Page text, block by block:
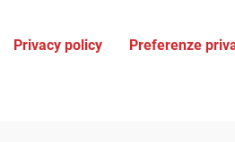
Privacy policy Preferenze